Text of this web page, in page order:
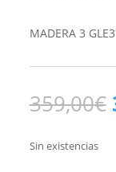
MADERA 3
359,00€
Sin existencias